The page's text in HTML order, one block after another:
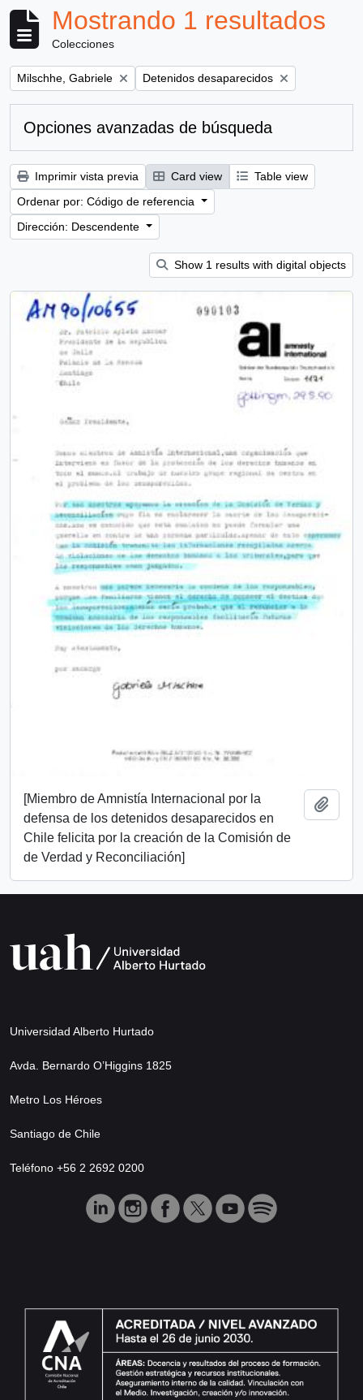
Mostrando 1 resultados
Colecciones
Remove filter:
Milschhe, Gabriele Remove filter:
Detenidos desaparecidos
Opciones avanzadas de búsqueda
Imprimir vista previa Card view
Table view
Ordenar por: Código de referencia
Dirección: Descendente
Show 1 results with digital objects
[Miembro de Amnistía Internacional por la
defensa de los detenidos desaparecidos en
Chile felicita por la creación de la Comisión de
de Verdad y Reconciliación]
Universidad Alberto Hurtado
Avda. Bernardo O’Higgins 1825
Metro Los Héroes
Santiago de Chile
Teléfono +56 2 2692 0200